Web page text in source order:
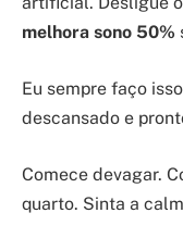
melhora sono 50%
Eu sempre faço
descansado e
Comece devagar.
quarto. Sinta a